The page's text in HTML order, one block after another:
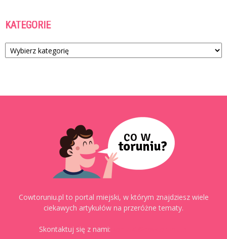
KATEGORIE
Kategorie
Cowtoruniu.pl to portal miejski, w którym znajdziesz wiele
ciekawych artykułów na przeróżne tematy.
Skontaktuj się z nami: